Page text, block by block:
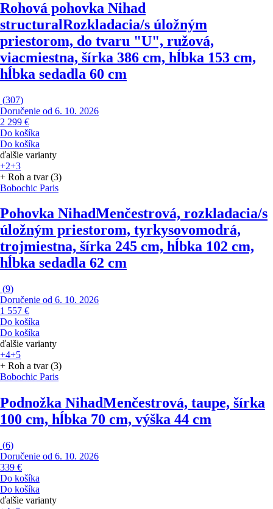
Rohová pohovka Nihad
structuralRozkladacia/s úložným
priestorom, do tvaru "U", ružová,
viacmiestna, šírka 386 cm, hĺbka 153 cm,
hĺbka sedadla 60 cm
(307)
Doručenie od 6. 10. 2026
2 299 €
Do košíka
Do košíka
ďalšie varianty
+2+3
+ Roh a tvar (3)
Bobochic Paris
Pohovka NihadMenčestrová, rozkladacia/s
úložným priestorom, tyrkysovomodrá,
trojmiestna, šírka 245 cm, hĺbka 102 cm,
hĺbka sedadla 62 cm
(9)
Doručenie od 6. 10. 2026
1 557 €
Do košíka
Do košíka
ďalšie varianty
+4+5
+ Roh a tvar (3)
Bobochic Paris
Podnožka NihadMenčestrová, taupe, šírka
100 cm, hĺbka 70 cm, výška 44 cm
(6)
Doručenie od 6. 10. 2026
339 €
Do košíka
Do košíka
ďalšie varianty